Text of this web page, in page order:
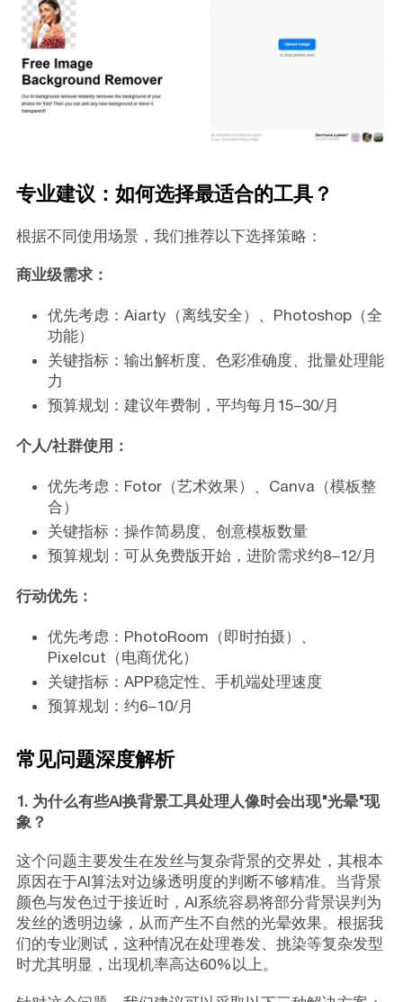
专业建议：如何选择最适合的工具？
根据不同使用场景，我们推荐以下选择策略：
商业级需求：
优先考虑：Aiarty（离线安全）、Photoshop（全
功能）
关键指标：输出解析度、色彩准确度、批量处理能
力
预算规划：建议年费制，平均每月15−30/月
个人/社群使用：
优先考虑：Fotor（艺术效果）、Canva（模板整
合）
关键指标：操作简易度、创意模板数量
预算规划：可从免费版开始，进阶需求约8−12/月
行动优先：
优先考虑：PhotoRoom（即时拍摄）、
Pixelcut（电商优化）
关键指标：APP稳定性、手机端处理速度
预算规划：约6−10/月
常见问题深度解析
1. 为什么有些AI换背景工具处理人像时会出现"光晕"现
象？
这个问题主要发生在发丝与复杂背景的交界处，其根本
原因在于AI算法对边缘透明度的判断不够精准。当背景
颜色与发色过于接近时，AI系统容易将部分背景误判为
发丝的透明边缘，从而产生不自然的光晕效果。根据我
们的专业测试，这种情况在处理卷发、挑染等复杂发型
时尤其明显，出现机率高达60%以上。